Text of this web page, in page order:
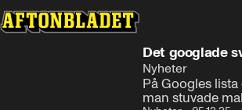
Det googlade
Nyheter
På Googles
man stuvade